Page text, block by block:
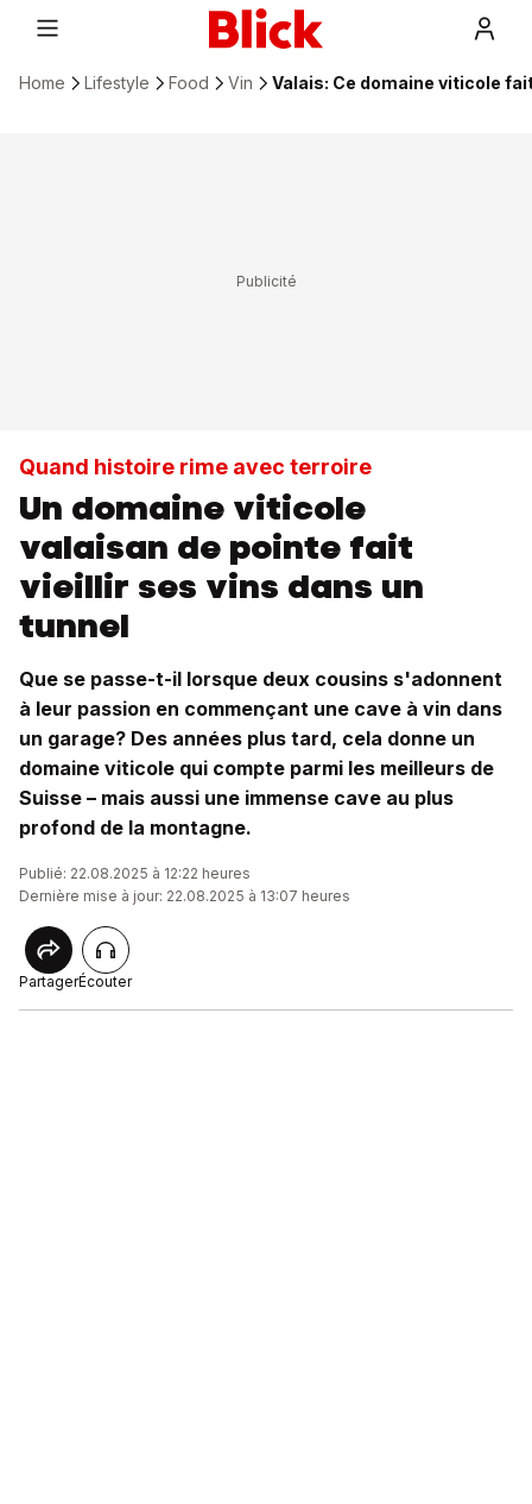
Home Lifestyle Food Vin Valais: Ce domaine viticole
Quand histoire rime avec terroire
Un domaine viticole
valaisan de pointe fait
vieillir ses vins dans un
tunnel
Que se passe-t-il lorsque deux cousins s'adonnent
à leur passion en commençant une cave à vin dans
un garage? Des années plus tard, cela donne un
domaine viticole qui compte parmi les meilleurs de
Suisse – mais aussi une immense cave au plus
profond de la montagne.
Publié: 22.08.2025 à 12:22 heures
Dernière mise à jour: 22.08.2025 à 13:07 heures
PartagerÉcouter